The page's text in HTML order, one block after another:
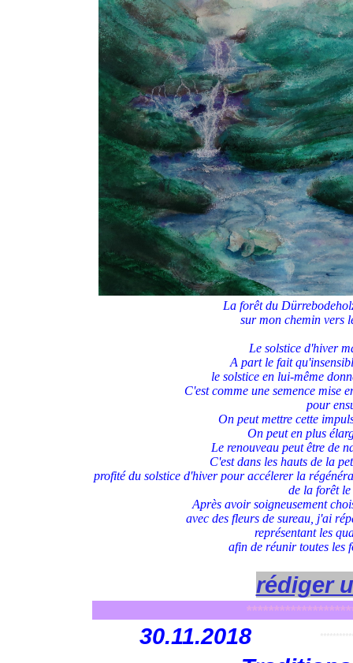
La forêt du
sur mon chemin vers
Le solstice d'hiver
A part le fait
le solstice en lui-même
C'est comme une semence mise
pour
On peut mettre cette
On peut en plus
Le renouveau peut être de
C'est dans les hauts de la
profité du solstice d'hiver pour accélerer la
de la forêt
Après avoir soigneusement
avec des fleurs de sureau, j'ai
représentant les
afin de réunir toutes les
rédiger
30.11.2018